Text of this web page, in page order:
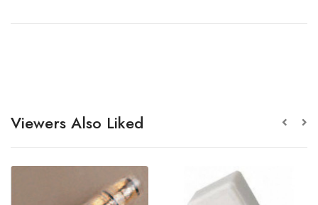
Viewers Also Liked